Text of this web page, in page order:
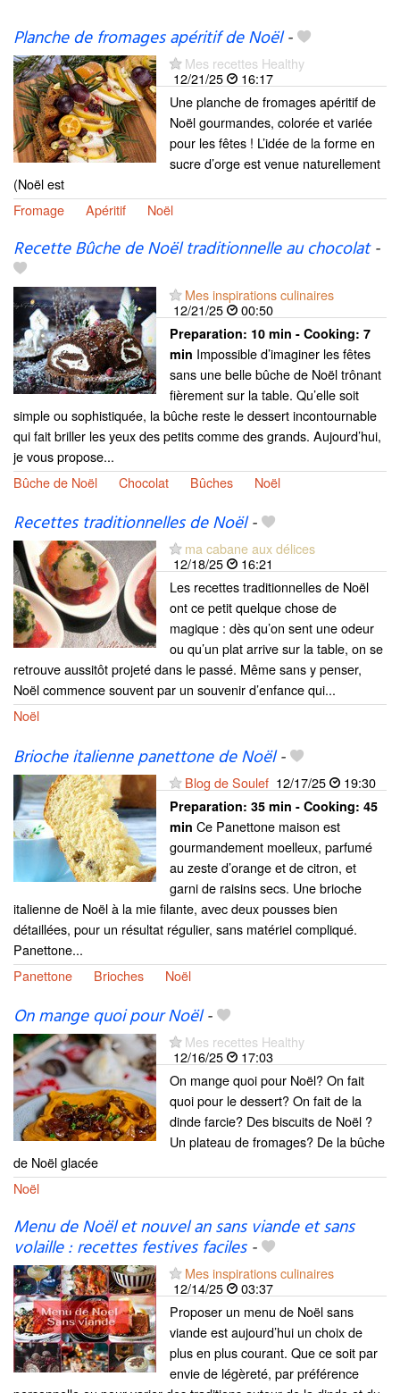
Planche de fromages apéritif de Noël-
Mes recettes Healthy
12/21/25
16:17
Une planche de fromages apéritif de
Noël gourmandes, colorée et variée
pour les fêtes ! L’idée de la forme en
sucre d’orge est venue naturellement
(Noël est
Fromage
Apéritif Noël
Recette Bûche de Noël traditionnelle au chocolat-
Mes inspirations culinaires
12/21/25
00:50
Preparation: 10 min - Cooking: 7
min Impossible d’imaginer les fêtes
sans une belle bûche de Noël trônant
fièrement sur la table. Qu’elle soit
simple ou sophistiquée, la bûche reste le dessert incontournable
qui fait briller les yeux des petits comme des grands. Aujourd’hui,
je vous propose...
Bûche de Noël
Chocolat Bûches Noël
Recettes traditionnelles de Noël-
ma cabane aux délices
12/18/25
16:21
Les recettes traditionnelles de Noël
ont ce petit quelque chose de
magique : dès qu’on sent une odeur
ou qu’un plat arrive sur la table, on se
retrouve aussitôt projeté dans le passé. Même sans y penser,
Noël commence souvent par un souvenir d’enfance qui...
Noël
Brioche italienne panettone de Noël-
Blog de Soulef 12/17/25 19:30
Preparation: 35 min - Cooking: 45
min Ce Panettone maison est
gourmandement moelleux, parfumé
au zeste d’orange et de citron, et
garni de raisins secs. Une brioche
italienne de Noël à la mie filante, avec deux pousses bien
détaillées, pour un résultat régulier, sans matériel compliqué.
Panettone...
Panettone
Brioches Noël
On mange quoi pour Noël-
Mes recettes Healthy
12/16/25
17:03
On mange quoi pour Noël? On fait
quoi pour le dessert? On fait de la
dinde farcie? Des biscuits de Noël ?
Un plateau de fromages? De la bûche
de Noël glacée
Noël
Menu de Noël et nouvel an sans viande et sans
volaille : recettes festives faciles-
Mes inspirations culinaires
12/14/25
03:37
Proposer un menu de Noël sans
viande est aujourd’hui un choix de
plus en plus courant. Que ce soit par
envie de légèreté, par préférence